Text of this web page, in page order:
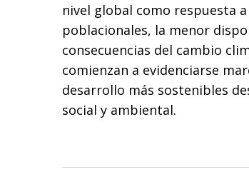
nivel global como respuesta
poblacionales, la menor
consecuencias del cambio
comienzan a evidenciarse
desarrollo más sostenibles
social y ambiental.